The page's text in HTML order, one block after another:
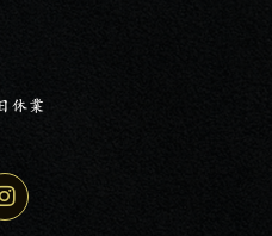
休業